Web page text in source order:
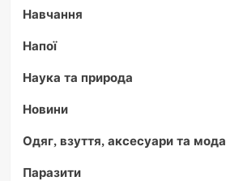
Навчання
Напої
Наука та природа
Новини
Одяг, взуття, аксесуари та мода
Паразити